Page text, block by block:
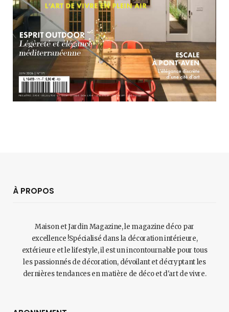
À PROPOS
Maison et Jardin Magazine, le magazine déco par
excellence !Spécialisé dans la décoration intérieure,
extérieure et le lifestyle, il est un incontournable pour tous
les passionnés de décoration, dévoilant et décryptant les
dernières tendances en matière de déco et d'art de vivre.